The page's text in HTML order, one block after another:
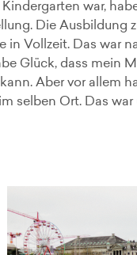
war,
Die Ausbildung
Vollzeit. Das war
Glück, dass mein
Aber vor allem
selben Ort. Das